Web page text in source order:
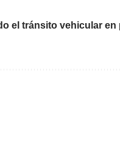
el tránsito vehicular